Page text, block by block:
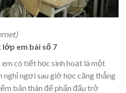
em bài số 7
có tiết học sinh hoạt là một
nghỉ ngơi sau giờ học căng thẳng
bản thân để phấn đấu trở